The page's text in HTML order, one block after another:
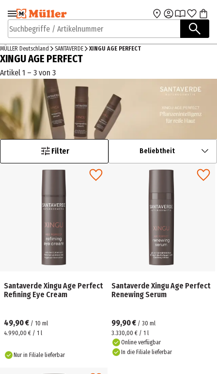
Zur Navigation
springen
Zum Hauptinhalt
Suchbegriffe / Artikelnummer
MÜLLER Deutschland SANTAVERDE XINGU AGE PERFECT
XINGU AGE PERFECT
Artikel 1 – 3 von 3
Filter Beliebtheit
Santaverde Xingu Age Perfect
Refining Eye Cream
49,90 € / 10 ml
4.990,00 € / 1 l
Nur in Filiale lieferbar
Santaverde Xingu Age Perfect
Renewing Serum
99,90 € / 30 ml
3.330,00 € / 1 l
Online verfügbar
In die Filiale lieferbar